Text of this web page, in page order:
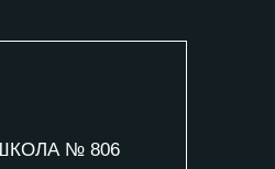
№ 806